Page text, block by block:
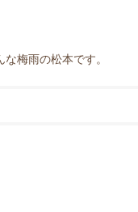
梅雨の松本です。